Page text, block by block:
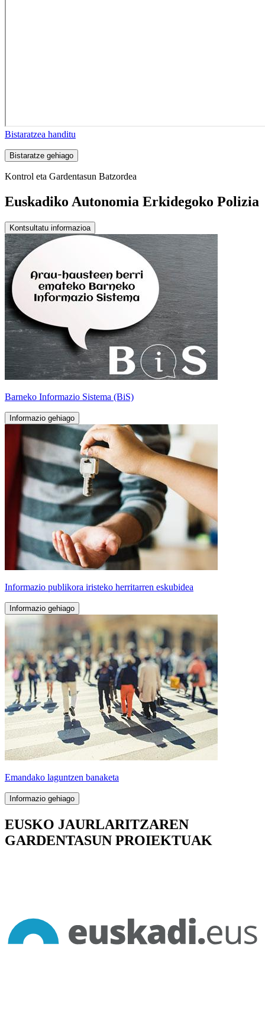
Bistaratzea handitu
Bistaratze gehiago
Kontrol eta Gardentasun Batzordea
Euskadiko Autonomia Erkidegoko Polizia
Kontsultatu informazioa
Barneko Informazio Sistema (BiS)
Informazio gehiago
Informazio publikora iristeko herritarren eskubidea
Informazio gehiago
Emandako laguntzen banaketa
Informazio gehiago
EUSKO JAURLARITZAREN
GARDENTASUN PROIEKTUAK